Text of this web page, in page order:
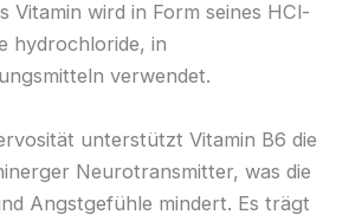
Vitamin wird in Form seines HCl-
hydrochloride, in
verwendet.
unterstützt Vitamin B6 die
Neurotransmitter, was die
Angstgefühle mindert. Es trägt